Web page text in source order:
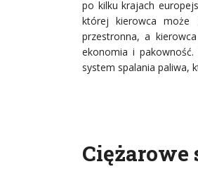
po kilku krajach
której kierowca może
przestronna, a
ekonomia i
system spalania paliwa,
Ciężarowe